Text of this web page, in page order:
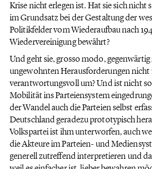
Krise nicht erlegen ist. Hat sie sich nicht
im Grundsatz bei der Gestaltung der
Politikfelder vom Wiederaufbau nach
Wiedervereinigung bewährt?
Und geht sie, grosso modo,
ungewohnten Herausforderungen
verantwortungsvoll um? Und ist nicht
Mobilität ins Parteiensystem
der Wandel auch die Parteien selbst
Deutschland geradezu prototypisch
Volkspartei ist ihm unterworfen, auch
die Akteure im Parteien- und
generell zutreffend interpretieren und